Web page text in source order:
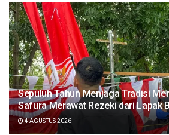
Sepuluh Tahun Menjaga Tradisi
Safura Merawat Rezeki dari Lapak
4 AGUSTUS 2026